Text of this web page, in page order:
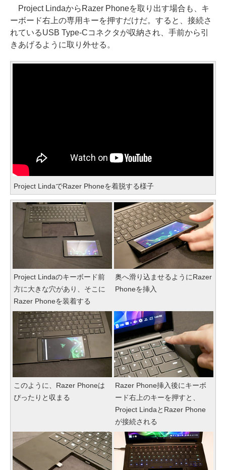
Project LindaからRazer Phoneを取り出す場合も、キ
ーボード右上の専用キーを押すだけだ。すると、接続さ
れているUSB Type-Cコネクタが収納され、手前から引
きあげるように取り外せる。
Project LindaでRazer Phoneを着脱する様子
Project Lindaのキーボード前
方に大きな穴があり、そこに
Razer Phoneを装着する
奥へ滑り込ませるようにRazer
Phoneを挿入
このように、Razer Phoneは
ぴったりと収まる
Razer Phone挿入後にキーボ
ード右上のキーを押すと、
Project LindaとRazer Phone
が接続される